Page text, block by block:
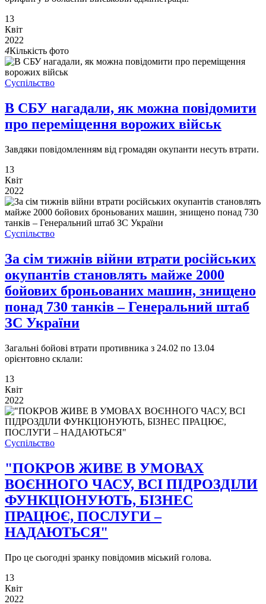
13
Квіт
2022
4Кількість фото
Суспільство
В СБУ нагадали, як можна повідомити
про переміщення ворожих військ
Завдяки повідомленням від громадян окупанти несуть втрати.
13
Квіт
2022
Суспільство
За сім тижнів війни втрати російських
окупантів становлять майже 2000
бойових броньованих машин, знищено
понад 730 танків – Генеральний штаб
ЗС України
Загальні бойові втрати противника з 24.02 по 13.04
орієнтовно склали:
13
Квіт
2022
Суспільство
"ПОКРОВ ЖИВЕ В УМОВАХ
ВОЄННОГО ЧАСУ, ВСІ ПІДРОЗДІЛИ
ФУНКЦІОНУЮТЬ, БІЗНЕС
ПРАЦЮЄ, ПОСЛУГИ –
НАДАЮТЬСЯ"
Про це сьогодні зранку повідомив міський голова.
13
Квіт
2022